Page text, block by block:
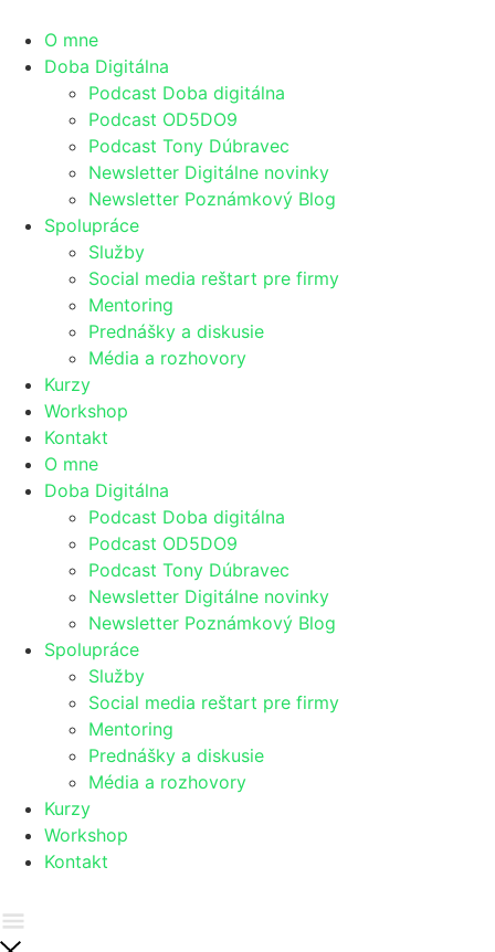
O mne
Doba Digitálna
Podcast Doba digitálna
Podcast OD5DO9
Podcast Tony Dúbravec
Newsletter Digitálne novinky
Newsletter Poznámkový Blog
Spolupráce
Služby
Social media reštart pre firmy
Mentoring
Prednášky a diskusie
Média a rozhovory
Kurzy
Workshop
Kontakt
O mne
Doba Digitálna
Podcast Doba digitálna
Podcast OD5DO9
Podcast Tony Dúbravec
Newsletter Digitálne novinky
Newsletter Poznámkový Blog
Spolupráce
Služby
Social media reštart pre firmy
Mentoring
Prednášky a diskusie
Média a rozhovory
Kurzy
Workshop
Kontakt